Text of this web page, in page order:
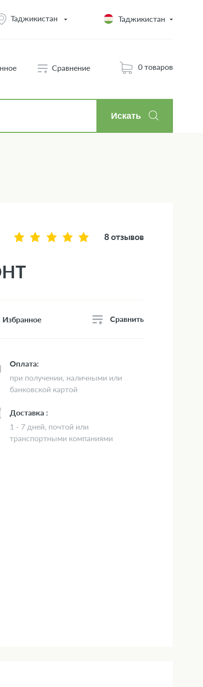
Таджикистан Таджикистан
Сравнение 0 товаров
Искать
8 отзывов
Избранное Сравнить
Оплата:
при получении, наличными или
банковской картой
Доставка :
1 - 7 дней, почтой или
транспортными компаниями